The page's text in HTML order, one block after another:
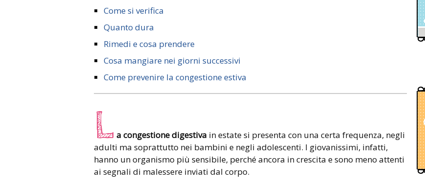
Come si verifica
Quanto dura
Rimedi e cosa prendere
Cosa mangiare nei giorni successivi
Come prevenire la congestione estiva
L a congestione digestiva in estate si presenta con una certa frequenza, negli
adulti ma soprattutto nei bambini e negli adolescenti. I giovanissimi, infatti,
hanno un organismo più sensibile, perché ancora in crescita e sono meno attenti
ai segnali di malessere inviati dal corpo.